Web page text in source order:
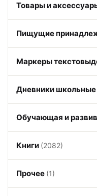
Товары и
Пищущие
Маркеры
Дневники школьные
Обучающая и
Книги (2082)
Прочее (1)